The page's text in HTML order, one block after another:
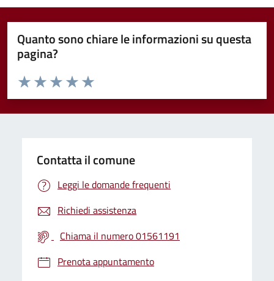
Quanto sono chiare le informazioni su questa
pagina?
Valuta da 1 a 5 stelle la pagina
Valuta 5 stelle su 5
Valuta 4 stelle su 5
Valuta 3 stelle su 5
Valuta 2 stelle su 5
Valuta 1 stelle su 5
Contatta il comune
Leggi le domande frequenti
Richiedi assistenza
Chiama il numero 01561191
Prenota appuntamento